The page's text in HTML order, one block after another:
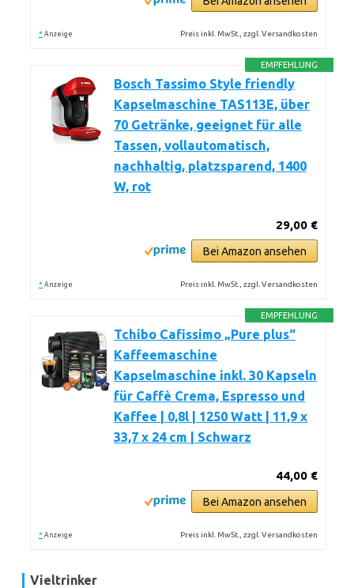
* Anzeige Preis inkl. MwSt., zzgl. Versandkosten
EMPFEHLUNG
Bosch Tassimo Style friendly
Kapselmaschine TAS113E, über
70 Getränke, geeignet für alle
Tassen, vollautomatisch,
nachhaltig, platzsparend, 1400
W, rot
29,00 €
Bei Amazon ansehen
* Anzeige Preis inkl. MwSt., zzgl. Versandkosten
EMPFEHLUNG
Tchibo Cafissimo „Pure plus“
Kaffeemaschine
Kapselmaschine inkl. 30 Kapseln
für Caffè Crema, Espresso und
Kaffee | 0,8l | 1250 Watt | 11,9 x
33,7 x 24 cm | Schwarz
44,00 €
Bei Amazon ansehen
* Anzeige Preis inkl. MwSt., zzgl. Versandkosten
Vieltrinker